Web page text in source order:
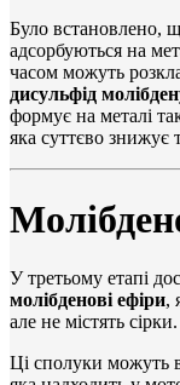
Було встановлено,
адсорбуються на
часом можуть
дисульфід
формує на металі
яка суттєво знижує
У третьому етапі
молібденові ефіри,
але не містять сірки.
Ці сполуки можуть